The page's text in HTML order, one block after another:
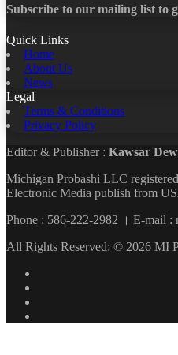
Subscribe to our mailing list to
Quick Links
Home
About Us
News
Legal
Terms & Conditions
Privacy Policy
Editor & Publisher : Kawsar
Michigan Probashi LLC
Electronic Media publish from
Phone : 586-222-2982 । E-mail :
All Rights Reserved: © 2026 MI